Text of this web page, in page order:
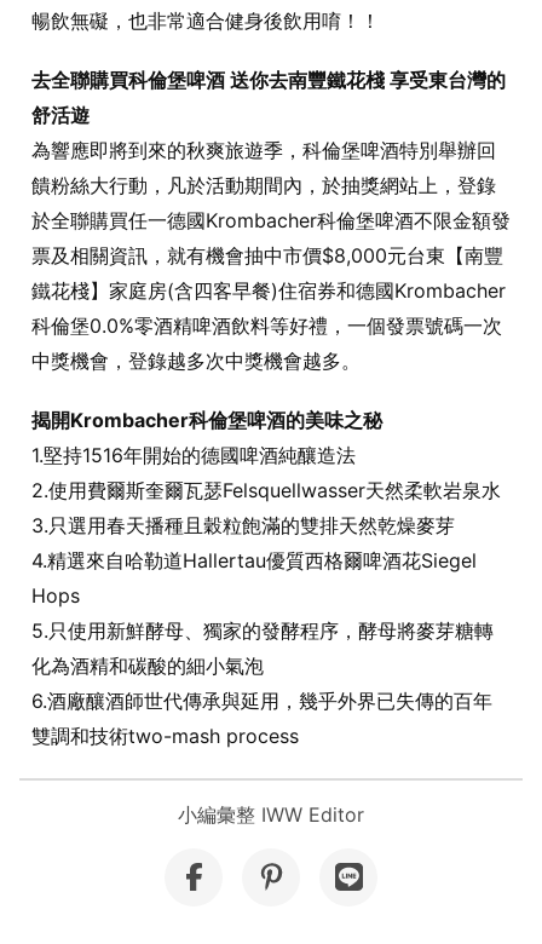
暢飲無礙，也非常適合健身後飲用唷！！
去全聯購買科倫堡啤酒 送你去南豐鐵花棧 享受東台灣的
舒活遊
為響應即將到來的秋爽旅遊季，科倫堡啤酒特別舉辦回
饋粉絲大行動，凡於活動期間內，於抽獎網站上，登錄
於全聯購買任一德國Krombacher科倫堡啤酒不限金額發
票及相關資訊，就有機會抽中市價$8,000元台東【南豐
鐵花棧】家庭房(含四客早餐)住宿券和德國Krombacher
科倫堡0.0%零酒精啤酒飲料等好禮，一個發票號碼一次
中獎機會，登錄越多次中獎機會越多。
揭開Krombacher科倫堡啤酒的美味之秘
1.堅持1516年開始的德國啤酒純釀造法
2.使用費爾斯奎爾瓦瑟Felsquellwasser天然柔軟岩泉水
3.只選用春天播種且穀粒飽滿的雙排天然乾燥麥芽
4.精選來自哈勒道Hallertau優質西格爾啤酒花Siegel
Hops
5.只使用新鮮酵母、獨家的發酵程序，酵母將麥芽糖轉
化為酒精和碳酸的細小氣泡
6.酒廠釀酒師世代傳承與延用，幾乎外界已失傳的百年
雙調和技術two-mash process
小編彙整 IWW Editor